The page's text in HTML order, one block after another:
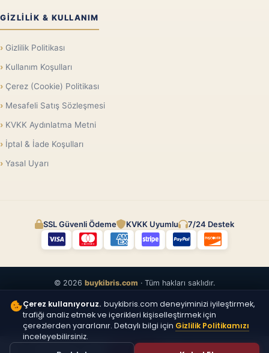
GIZLILIK & KULLANIM
Gizlilik Politikası
Kullanım Koşulları
Çerez (Cookie) Politikası
Mesafeli Satış Sözleşmesi
KVKK Aydınlatma Metni
İptal & İade Koşulları
Yasal Uyarı
SSL Güvenli Ödeme KVKK Uyumlu 7/24 Destek
© 2026 buykibris.com · Tüm hakları saklıdır.
Çerez kullanıyoruz. buykibris.com deneyiminizi iyileştirmek,
trafiği analiz etmek ve içerikleri kişiselleştirmek için
çerezlerden yararlanır. Detaylı bilgi için Gizlilik Politikamızı
inceleyebilirsiniz.